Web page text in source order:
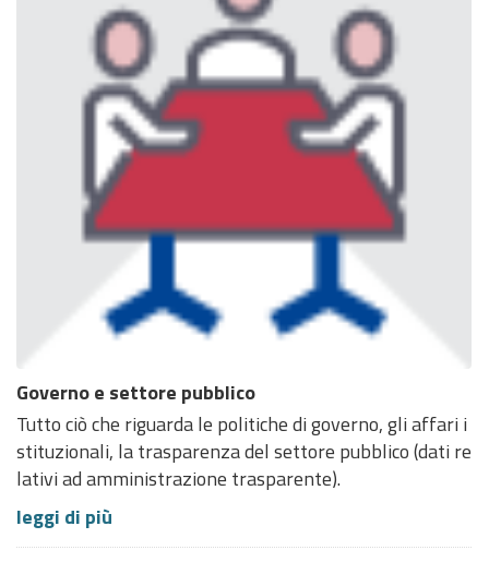
Governo e settore pubblico
Tutto ciò che riguarda le politiche di governo, gli affari i
stituzionali, la trasparenza del settore pubblico (dati re
lativi ad amministrazione trasparente).
leggi di più